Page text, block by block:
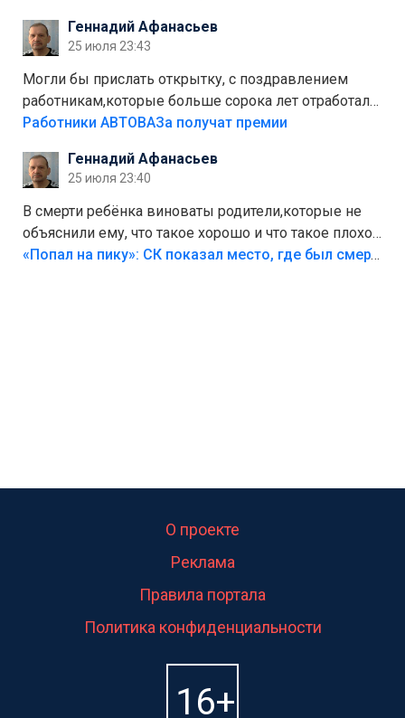
Штрафы мизерные.
Геннадий Афанасьев
25 июля 23:43
Могли бы прислать открытку, с поздравлением
работникам,которые больше сорока лет отработали
на предприятии.
Работники АВТОВАЗа получат премии
Геннадий Афанасьев
25 июля 23:40
В смерти ребёнка виноваты родители,которые не
объяснили ему, что такое хорошо и что такое плохо!
Лезть через такой забор,верх безумия,есть же
«Попал на пику»: СК показал место, где был смертельно травмирован ребенок в Тольятти
О проекте
Реклама
Правила портала
Политика конфиденциальности